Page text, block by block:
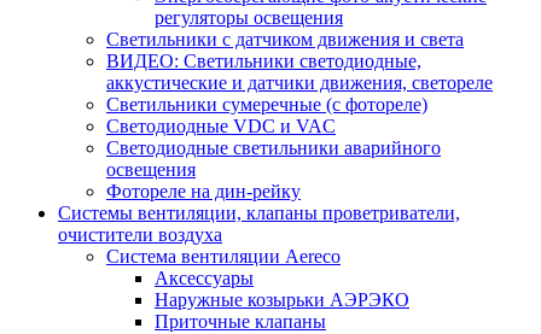
регуляторы освещения
Светильники с датчиком движения и света
ВИДЕО: Светильники светодиодные,
аккустические и датчики движения, светореле
Светильники сумеречные (с фотореле)
Светодиодные VDC и VAC
Светодиодные светильники аварийного
освещения
Фотореле на дин-рейку
Системы вентиляции, клапаны проветриватели,
очистители воздуха
Система вентиляции Aereco
Аксессуары
Наружные козырьки АЭРЭКО
Приточные клапаны